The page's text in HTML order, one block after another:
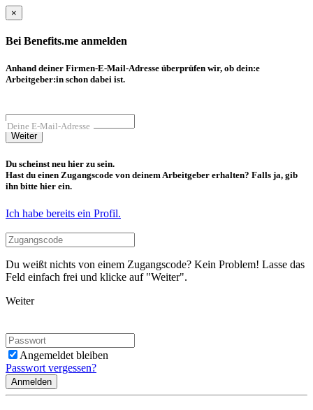
×
Bei Benefits.me anmelden
Anhand deiner Firmen-E-Mail-Adresse überprüfen wir, ob dein:e
Arbeitgeber:in schon dabei ist.
Deine E-Mail-Adresse
Weiter
Du scheinst neu hier zu sein.
Hast du einen Zugangscode von deinem Arbeitgeber erhalten? Falls ja, gib
ihn bitte hier ein.
Ich habe bereits ein Profil.
Du weißt nichts von einem Zugangscode? Kein Problem! Lasse das
Feld einfach frei und klicke auf "Weiter".
Weiter
Angemeldet bleiben
Passwort vergessen?
Anmelden